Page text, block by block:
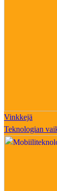
Vinkkejä
Teknologian